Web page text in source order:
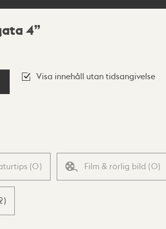
4
Visa innehåll utan tidsangivelse
(0) Film & rörlig bild (0)
)